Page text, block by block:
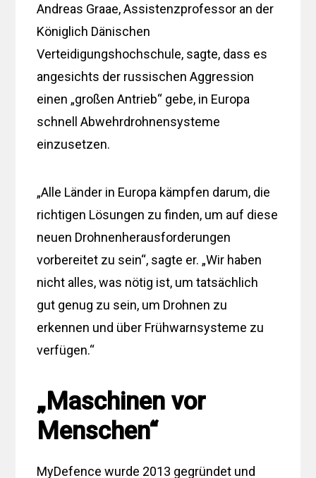
Andreas Graae, Assistenzprofessor an der
Königlich Dänischen
Verteidigungshochschule, sagte, dass es
angesichts der russischen Aggression
einen „großen Antrieb“ gebe, in Europa
schnell Abwehrdrohnensysteme
einzusetzen.
„Alle Länder in Europa kämpfen darum, die
richtigen Lösungen zu finden, um auf diese
neuen Drohnenherausforderungen
vorbereitet zu sein“, sagte er. „Wir haben
nicht alles, was nötig ist, um tatsächlich
gut genug zu sein, um Drohnen zu
erkennen und über Frühwarnsysteme zu
verfügen.“
„Maschinen vor
Menschen“
MyDefence wurde 2013 gegründet und